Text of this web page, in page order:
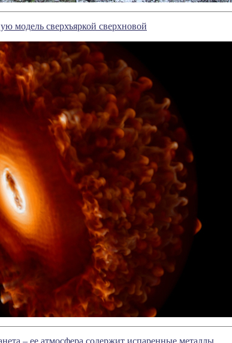
модель сверхъяркой сверхновой